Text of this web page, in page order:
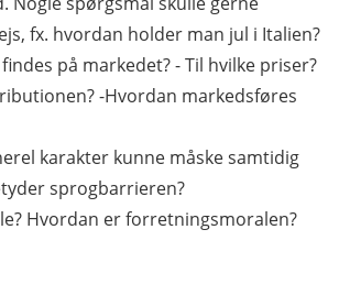
fx. hvordan holder man jul i Italien?
på markedet? - Til hvilke priser?
-Hvordan markedsføres
karakter kunne måske samtidig
sprogbarrieren?
Hvordan er forretningsmoralen?